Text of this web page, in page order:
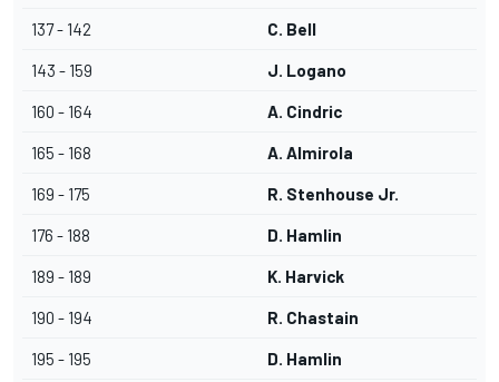
137 - 142 C. Bell
143 - 159 J. Logano
160 - 164 A. Cindric
165 - 168 A. Almirola
169 - 175 R. Stenhouse Jr.
176 - 188 D. Hamlin
189 - 189 K. Harvick
190 - 194 R. Chastain
195 - 195 D. Hamlin